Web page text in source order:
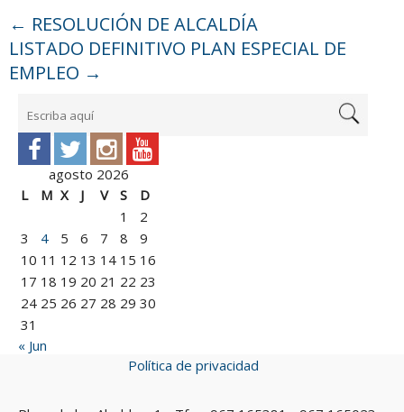
← RESOLUCIÓN DE ALCALDÍA
LISTADO DEFINITIVO PLAN ESPECIAL DE
EMPLEO →
agosto 2026
L
M X J V S
D
1
2
3
4 5 6 7 8
9
10 11 12 13 14 15 16
17 18 19 20 21 22 23
24 25 26 27 28 29 30
31
« Jun
Política de privacidad